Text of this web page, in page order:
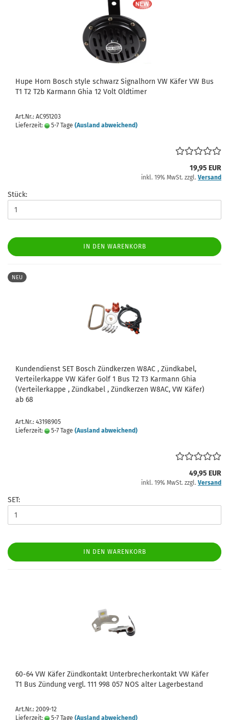
Hupe Horn Bosch style schwarz Signalhorn VW Käfer VW Bus
T1 T2 T2b Karmann Ghia 12 Volt Oldtimer
Art.Nr.: AC951203
Lieferzeit:
5-7 Tage (Ausland abweichend)
19,95 EUR
inkl. 19% MwSt. zzgl. Versand
Stück:
IN DEN WARENKORB
NEU
Kundendienst SET Bosch Zündkerzen W8AC , Zündkabel,
Verteilerkappe VW Käfer Golf 1 Bus T2 T3 Karmann Ghia
(Verteilerkappe , Zündkabel , Zündkerzen W8AC, VW Käfer)
ab 68
Art.Nr.: 43198905
Lieferzeit:
5-7 Tage (Ausland abweichend)
49,95 EUR
inkl. 19% MwSt. zzgl. Versand
SET:
IN DEN WARENKORB
60-64 VW Käfer Zündkontakt Unterbrecherkontakt VW Käfer
T1 Bus Zündung vergl. 111 998 057 NOS alter Lagerbestand
Art.Nr.: 2009-12
Lieferzeit:
5-7 Tage (Ausland abweichend)